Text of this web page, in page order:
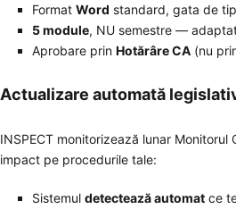
Format Word standard, gata de
5 module, NU semestre —
Aprobare prin Hotărâre CA(nu
Actualizare automată
INSPECT monitorizează lunar Monitorul
impact pe procedurile tale:
Sistemul detectează automatce